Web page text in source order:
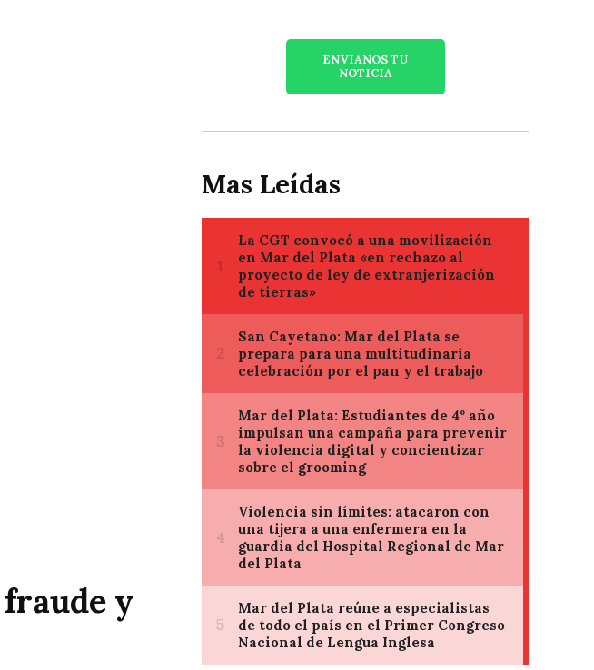
y
ENVIANOS TU
NOTICIA
Mas Leídas